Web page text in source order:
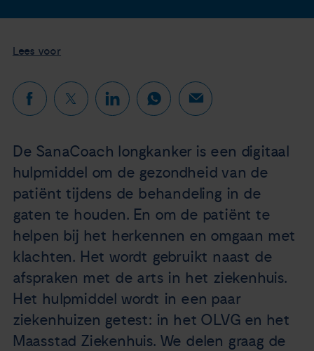
Nieuws
Agenda
Over ons
Zorgverleners
Contact
Thymuskankers
Steun ons
Lees voor
De SanaCoach longkanker is een digitaal
hulpmiddel om de gezondheid van de
patiënt tijdens de behandeling in de
gaten te houden. En om de patiënt te
helpen bij het herkennen en omgaan met
klachten. Het wordt gebruikt naast de
afspraken met de arts in het ziekenhuis.
Het hulpmiddel wordt in een paar
ziekenhuizen getest: in het OLVG en het
Maasstad Ziekenhuis. We delen graag de